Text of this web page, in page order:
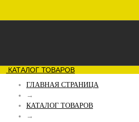
КАТАЛОГ ТОВАРОВ
ГЛАВНАЯ СТРАНИЦА
→
КАТАЛОГ ТОВАРОВ
→